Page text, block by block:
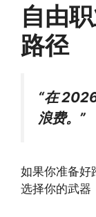
自由
路径
“在
浪费。”
如果你准备好
选择你的武器